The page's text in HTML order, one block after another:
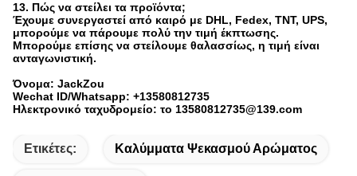
13. Πώς να στείλει τα προϊόντα;
Έχουμε συνεργαστεί από καιρό με DHL, Fedex, TNT, UPS,
μπορούμε να πάρουμε πολύ την τιμή έκπτωσης.
Μπορούμε επίσης να στείλουμε θαλασσίως, η τιμή είναι
ανταγωνιστική.
Όνομα: JackZou
Wechat ID/Whatsapp: +13580812735
Ηλεκτρονικό ταχυδρομείο: το 13580812735@139.com
Ετικέτες: Καλύμματα Ψεκασμού Αρώματος